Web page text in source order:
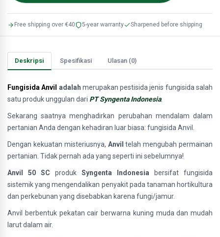
Free shipping over €40 5-year warranty Sharpened before shipping
Deskripsi Spesifikasi Ulasan (0)
Fungisida Anvil adalah merupakan pestisida jenis fungisida salah
satu produk unggulan dari PT Syngenta Indonesia.
Sekarang saatnya menghadirkan perubahan mendalam dalam
pertanian Anda dengan kehadiran luar biasa: fungisida Anvil.
Dengan kekuatan misteriusnya, Anviltelah mengubah permainan
pertanian. Tidak pernah ada yang seperti ini sebelumnya!
Anvil 50 SC produk Syngenta Indonesia bersifat fungisida
sistemik yang mengendalikan penyakit pada tanaman hortikultura
dan perkebunan yang disebabkan karena fungi/jamur.
Anvil berbentuk pekatan cair berwarna kuning muda dan mudah
larut dalam air.